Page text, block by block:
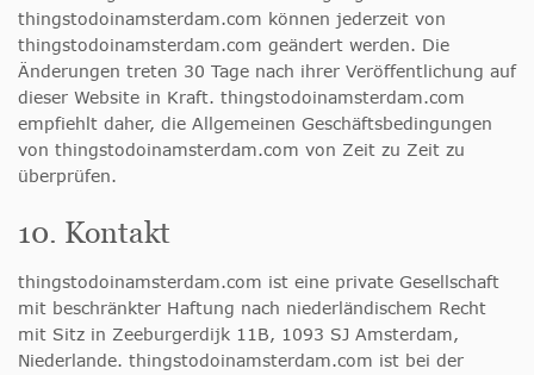
thingstodoinamsterdam.com können jederzeit von
thingstodoinamsterdam.com geändert werden. Die
Änderungen treten 30 Tage nach ihrer Veröffentlichung auf
dieser Website in Kraft. thingstodoinamsterdam.com
empfiehlt daher, die Allgemeinen Geschäftsbedingungen
von thingstodoinamsterdam.com von Zeit zu Zeit zu
überprüfen.
10. Kontakt
thingstodoinamsterdam.com ist eine private Gesellschaft
mit beschränkter Haftung nach niederländischem Recht
mit Sitz in Zeeburgerdijk 11B, 1093 SJ Amsterdam,
Niederlande. thingstodoinamsterdam.com ist bei der